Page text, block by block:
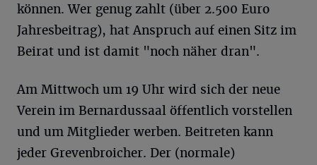
können. Wer genug zahlt (über 2.500 Euro
Jahresbeitrag), hat Anspruch auf einen Sitz im
Beirat und ist damit "noch näher dran".
Am Mittwoch um 19 Uhr wird sich der neue
Verein im Bernardussaal öffentlich vorstellen
und um Mitglieder werben. Beitreten kann
jeder Grevenbroicher. Der (normale)